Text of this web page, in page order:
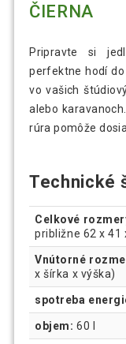
ČIERNA
Pripravte si
perfektne hodí do
vo vašich
alebo
rúra pomôže
Technické
Celkové
približne 62 x 41
Vnútorné
x šírka x výška)
spotreba
objem: 60 l